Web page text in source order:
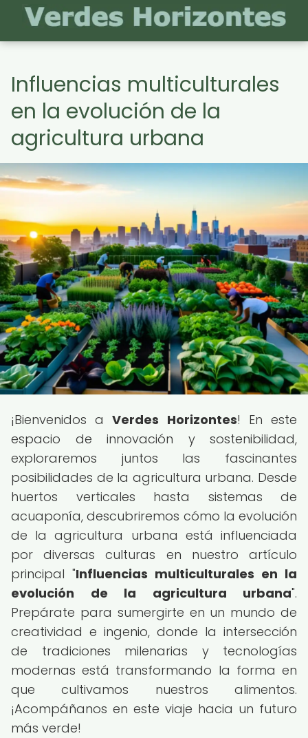
Influencias multiculturales
en la evolución de la
agricultura urbana
¡Bienvenidos aVerdes Horizontes! En este
espacio de innovación y sostenibilidad,
exploraremos juntos las fascinantes
posibilidades de la agricultura urbana. Desde
huertos verticales hasta sistemas de
acuaponía, descubriremos cómo la evolución
de la agricultura urbana está influenciada
por diversas culturas en nuestro artículo
principal "Influencias multiculturales en la
evolución de la agricultura urbana".
Prepárate para sumergirte en un mundo de
creatividad e ingenio, donde la intersección
de tradiciones milenarias y tecnologías
modernas está transformando la forma en
que cultivamos nuestros alimentos.
¡Acompáñanos en este viaje hacia un futuro
más verde!